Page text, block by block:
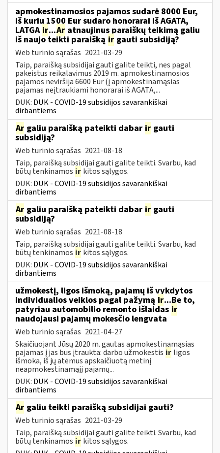
apmokestinamosios pajamos sudarė 8000 Eur,
iš kurių 1500 Eur sudaro honorarai iš AGATA,
LATGA ir...Ar atnaujinus paraiškų teikimą galiu
iš naujo teikti paraišką ir gauti subsidiją?
Web turinio sąrašas 2021-03-29
Taip, paraišką subsidijai gauti galite teikti, nes pagal
pakeistus reikalavimus 2019 m. apmokestinamosios
pajamos neviršija 6600 Eur (į apmokestinamąsias
pajamas neįtraukiami honorarai iš AGATA,...
DUK: DUK - COVID-19 subsidijos savarankiškai
dirbantiems
Ar galiu paraišką pateikti dabar ir gauti
subsidiją?
Web turinio sąrašas 2021-08-18
Taip, paraišką subsidijai gauti galite teikti. Svarbu, kad
būtų tenkinamos ir kitos sąlygos.
DUK: DUK - COVID-19 subsidijos savarankiškai
dirbantiems
Ar galiu paraišką pateikti dabar ir gauti
subsidiją?
Web turinio sąrašas 2021-08-18
Taip, paraišką subsidijai gauti galite teikti. Svarbu, kad
būtų tenkinamos ir kitos sąlygos.
DUK: DUK - COVID-19 subsidijos savarankiškai
dirbantiems
užmokestį, ligos išmoką, pajamų iš vykdytos
individualios veiklos pagal pažymą ir...Be to,
patyriau automobilio remonto išlaidas ir
naudojausi pajamų mokesčio lengvata
Web turinio sąrašas 2021-04-27
Skaičiuojant Jūsų 2020 m. gautas apmokestinamąsias
pajamas į jas bus įtraukta: darbo užmokestis ir ligos
išmoka, iš jų atėmus apskaičiuotą metinį
neapmokestinamąjį pajamų...
DUK: DUK - COVID-19 subsidijos savarankiškai
dirbantiems
Ar galiu teikti paraišką subsidijai gauti?
Web turinio sąrašas 2021-03-29
Taip, paraišką subsidijai gauti galite teikti. Svarbu, kad
būtų tenkinamos ir kitos sąlygos.